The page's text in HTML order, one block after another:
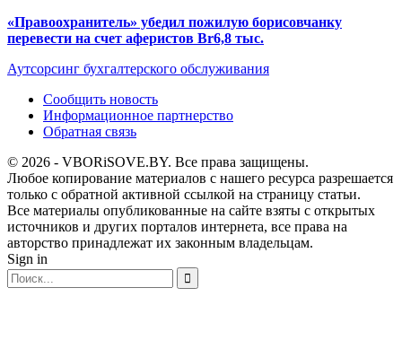
«Правоохранитель» убедил пожилую борисовчанку
перевести на счет аферистов Br6,8 тыс.
Аутсорсинг бухгалтерского обслуживания
Сообщить новость
Информационное партнерство
Обратная связь
© 2026 - VBORiSOVE.BY. Все права защищены.
Любое копирование материалов с нашего ресурса разрешается
только с обратной активной ссылкой на страницу статьи.
Все материалы опубликованные на сайте взяты с открытых
источников и других порталов интернета, все права на
авторство принадлежат их законным владельцам.
Sign in